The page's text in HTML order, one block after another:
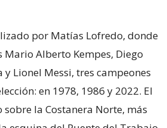
por Matías Lofredo, donde
Mario Alberto Kempes, Diego
Lionel Messi, tres campeones
en 1978, 1986 y 2022. El
la Costanera Norte, más